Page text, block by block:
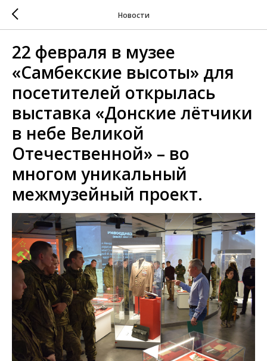
Новости
22 февраля в музее
«Самбекские высоты» для
посетителей открылась
выставка «Донские лётчики
в небе Великой
Отечественной» – во
многом уникальный
межмузейный проект.